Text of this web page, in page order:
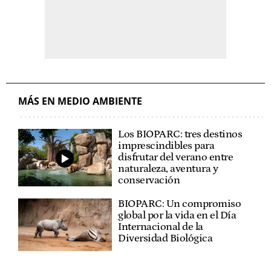
MÁS EN MEDIO AMBIENTE
Los BIOPARC: tres destinos
imprescindibles para
disfrutar del verano entre
naturaleza, aventura y
conservación
BIOPARC: Un compromiso
global por la vida en el Día
Internacional de la
Diversidad Biológica